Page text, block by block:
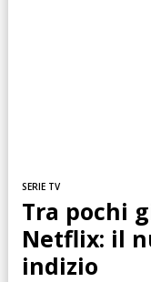
SERIE TV
Tra pochi
Netflix: il
indizio